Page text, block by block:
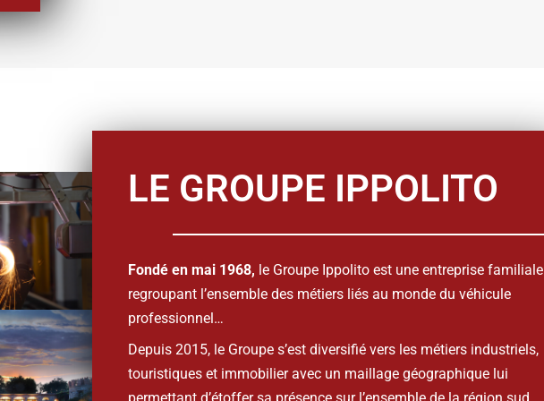
AVIS COMPTE
LE GROUPE IPPOLITO
Fondé en mai 1968, le Groupe Ippolito est une entreprise familiale
regroupant l’ensemble des métiers liés au monde du véhicule
professionnel…
Depuis 2015, le Groupe s’est diversifié vers les métiers industriels,
touristiques et immobilier avec un maillage géographique lui